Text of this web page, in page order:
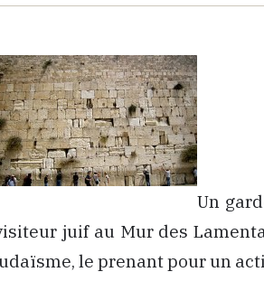
Un
juif au Mur des
le prenant pour un